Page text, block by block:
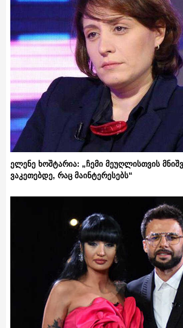
ელენე ხოშტარია: „ჩემი მეუღლისთვის
ვაკეთებდე, რაც მაინტერესებს“